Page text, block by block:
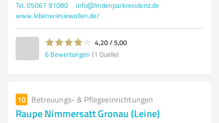
Tel. 05067 91080
info@lindenparkresidenz.de
www.lebenwiesiewollen.de/
4,20 / 5,00
6 Bewertungen (1 Quelle)
10 Betreuungs- & Pflegeeinrichtungen
Raupe Nimmersatt Gronau (Leine)